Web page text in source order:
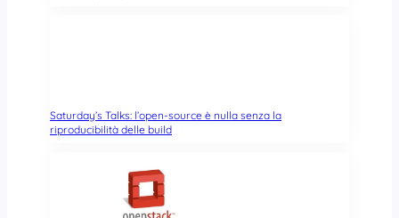
Saturday’s Talks: l’open-source è nulla senza la
riproducibilità delle build